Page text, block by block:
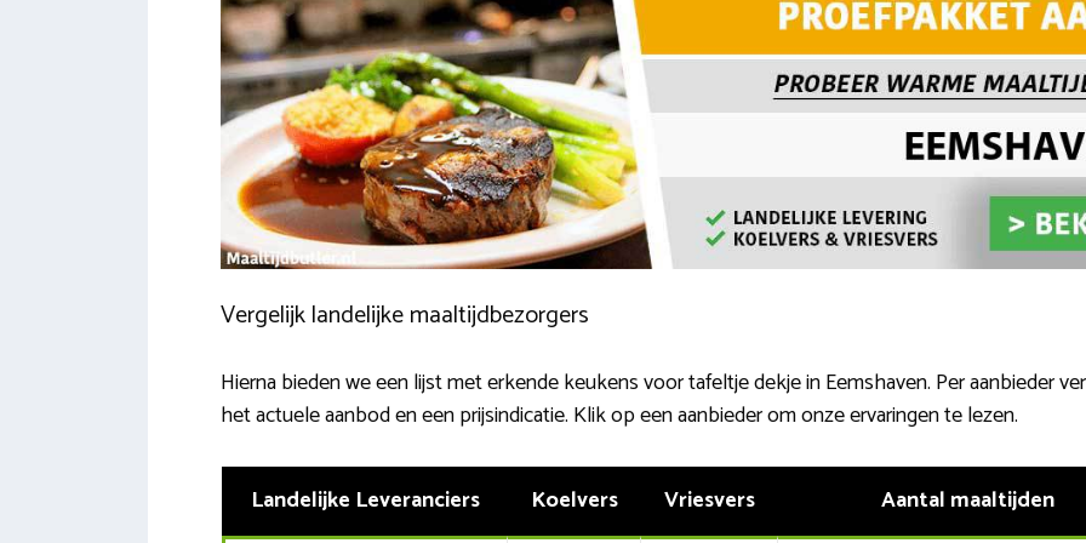
Vergelijk landelijke maaltijdbezorgers
Hierna bieden we een lijst met erkende keukens voor tafeltje dekje in Eemshaven. Per aanbieder
het actuele aanbod en een prijsindicatie. Klik op een aanbieder om onze ervaringen te lezen.
Landelijke Leveranciers Koelvers Vriesvers Aantal maaltijden